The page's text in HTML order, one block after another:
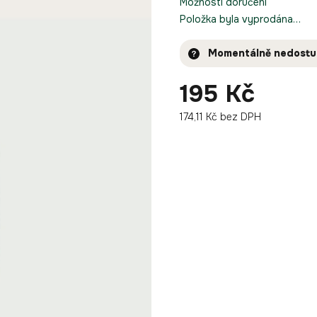
195 Kč
174,11 Kč bez DPH
Momentálně
Položka byla vyprodána…